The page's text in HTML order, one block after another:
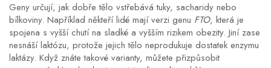
Geny určují, jak dobře tělo vstřebává tuky, sacharidy nebo
bílkoviny. Například někteří lidé mají verzi genu FTO, která je
spojena s vyšší chutí na sladké a vyšším rizikem obezity. Jiní zase
nesnáší laktózu, protože jejich tělo neprodukuje dostatek enzymu
laktázy. Když znáte takové varianty, můžete přizpůsobit